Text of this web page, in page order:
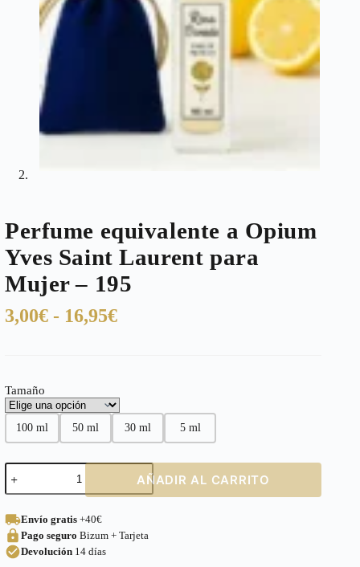
Perfume equivalente a Opium
Yves Saint Laurent para
Mujer – 195
3,00€ - 16,95€Rango
3,00€
hasta
16,95€
Tamaño
100 ml 50 ml 30 ml 5 ml
Perfume
equivalente
a
Yves
Saint
Laurent
AÑADIR AL CARRITO
Envío gratis +40€
Pago seguro Bizum + Tarjeta
Devolución 14 días